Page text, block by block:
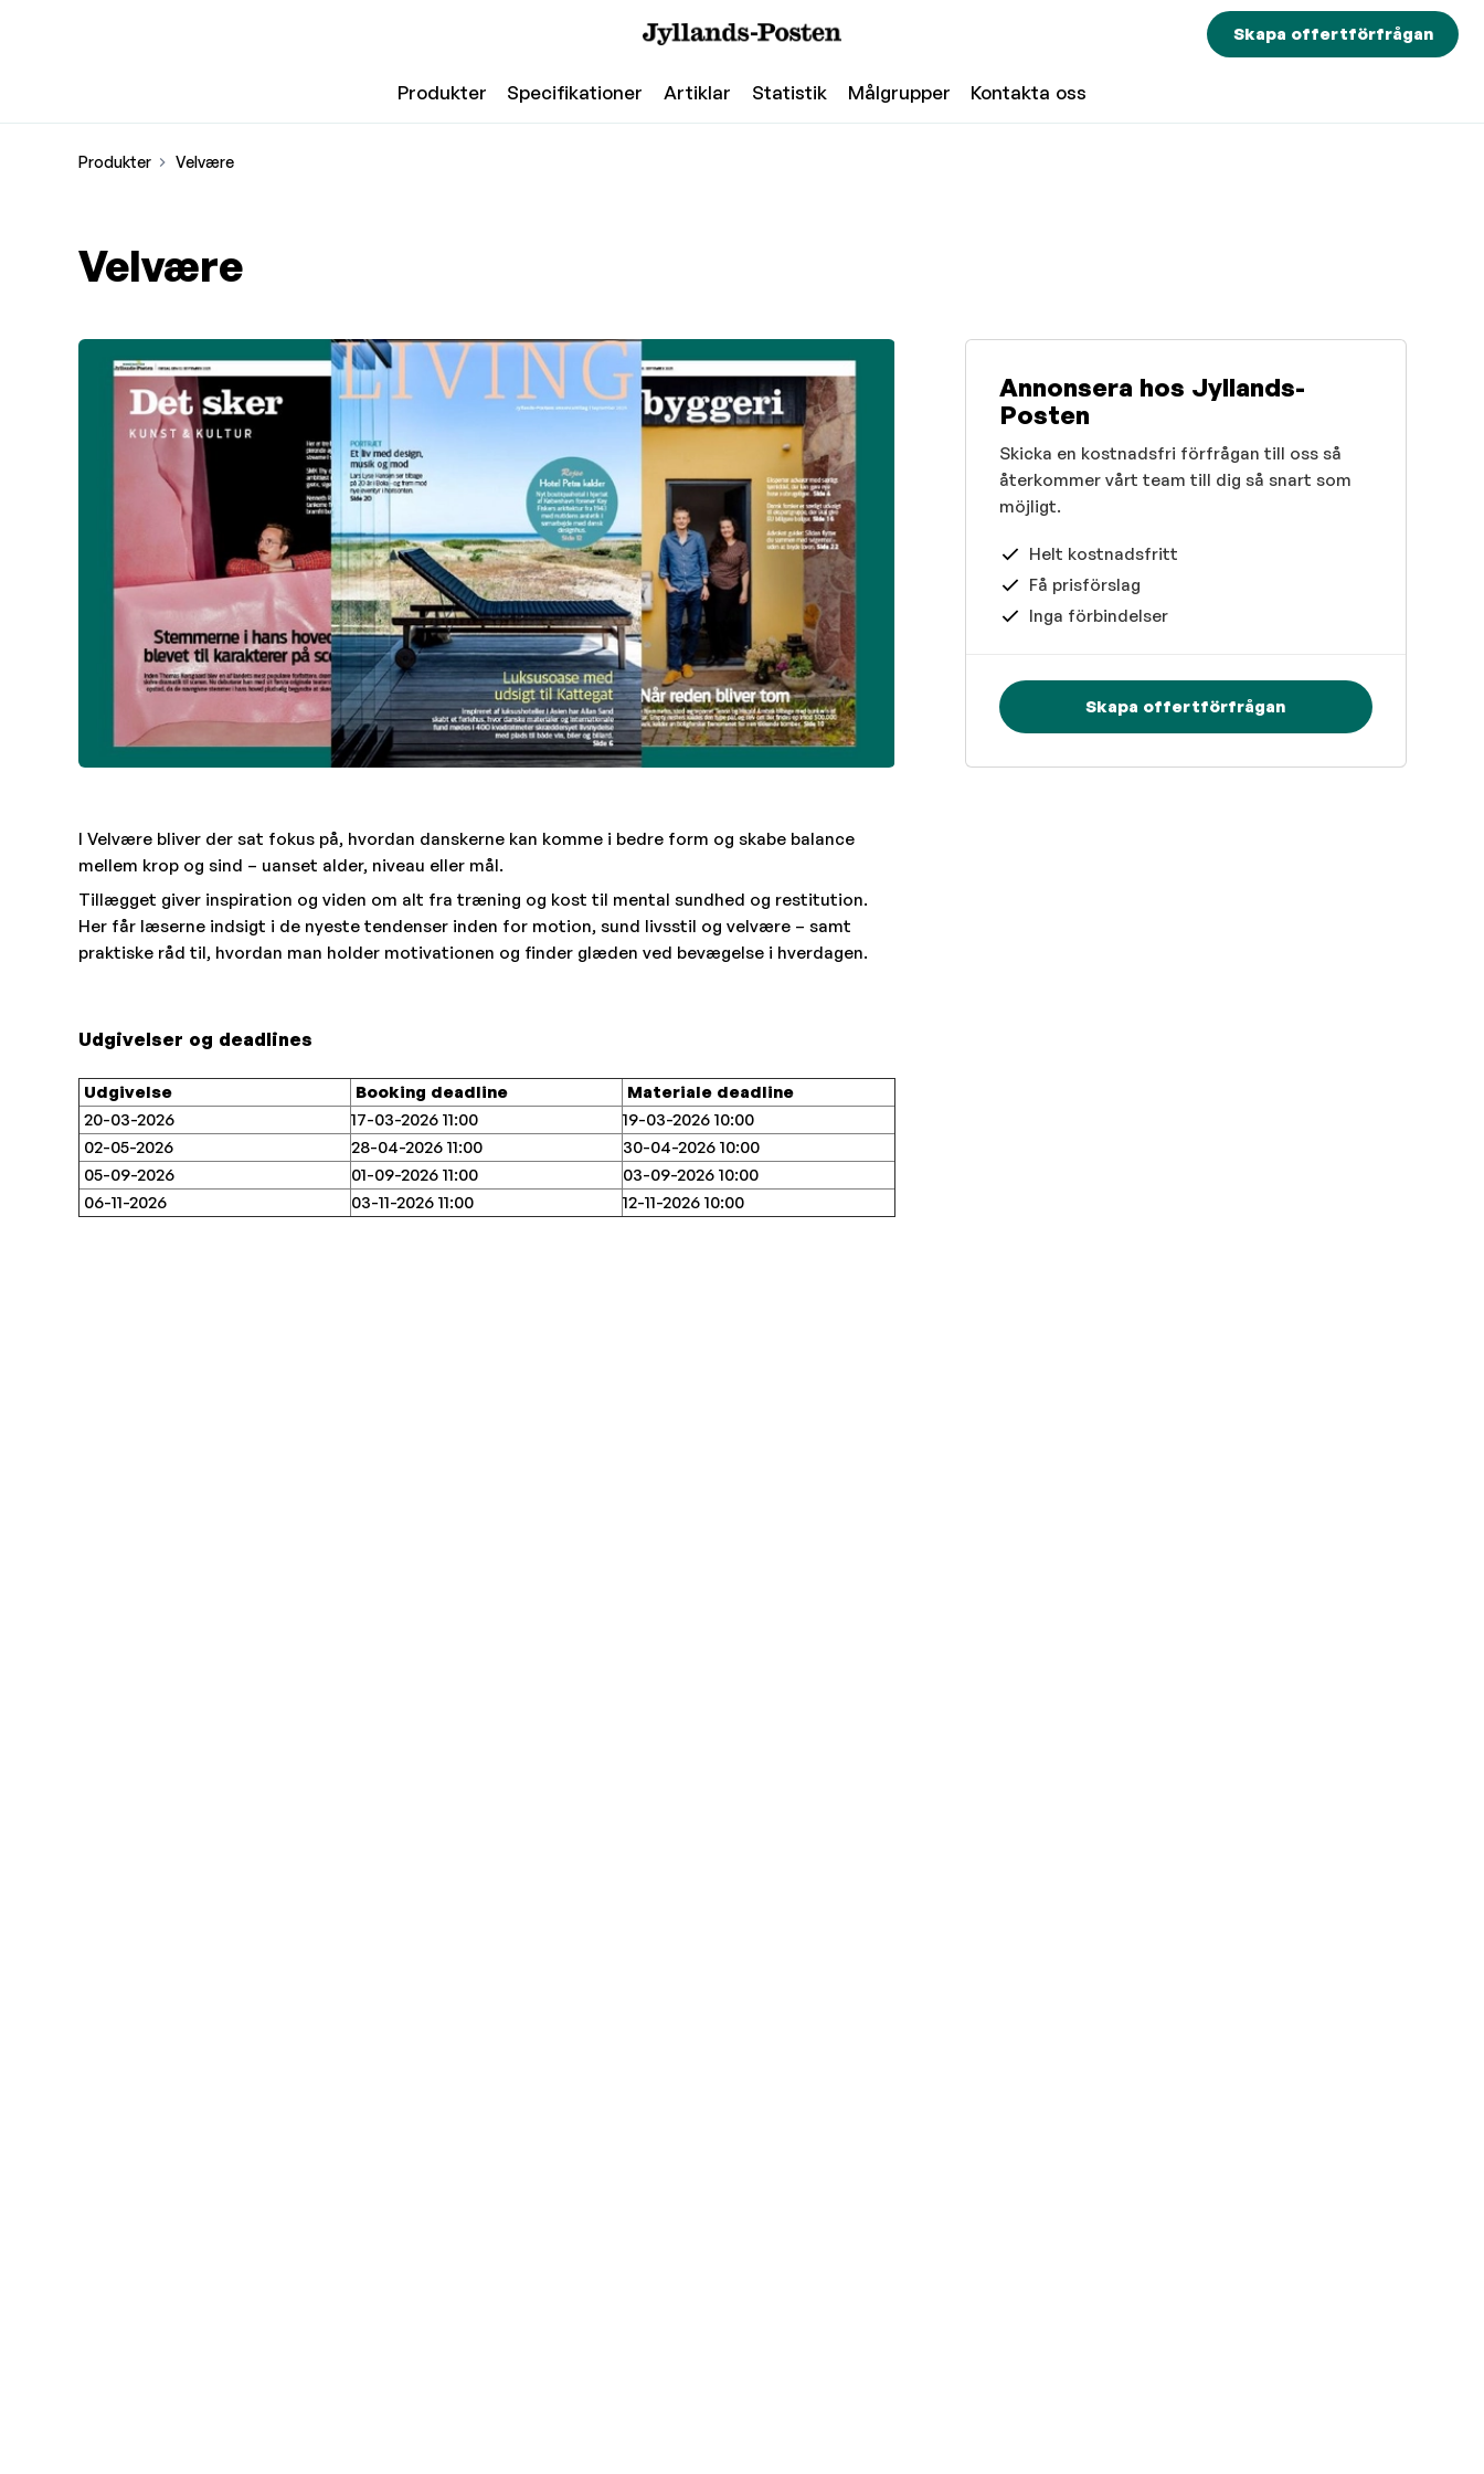
Skapa offertförfrågan
Produkter Specifikationer Artiklar Statistik Målgrupper Kontakta oss
Produkter Velvære
Velvære
I Velvære bliver der sat fokus på, hvordan danskerne kan komme i bedre form og skabe balance
mellem krop og sind – uanset alder, niveau eller mål.
Tillægget giver inspiration og viden om alt fra træning og kost til mental sundhed og restitution.
Her får læserne indsigt i de nyeste tendenser inden for motion, sund livsstil og velvære – samt
praktiske råd til, hvordan man holder motivationen og finder glæden ved bevægelse i hverdagen.
Udgivelser og deadlines
Udgivelse Booking deadline
Materiale deadline
20-03-2026
17-03-2026 11:00
19-03-2026 10:00
02-05-2026
28-04-2026 11:00
30-04-2026 10:00
05-09-2026
01-09-2026 11:00
03-09-2026 10:00
06-11-2026
03-11-2026 11:00 12-11-2026 10:00
Annonsera hos Jyllands-
Posten
Skicka en kostnadsfri förfrågan till oss så
återkommer vårt team till dig så snart som
möjligt.
Helt kostnadsfritt
Få prisförslag
Inga förbindelser
Skapa offertförfrågan